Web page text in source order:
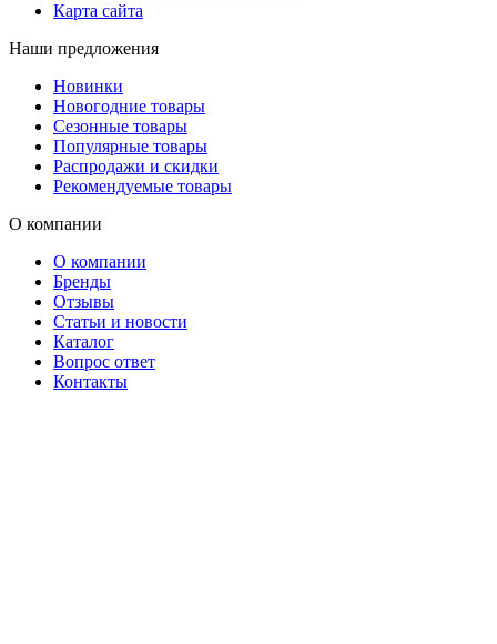
Карта сайта
Наши предложения
Новинки
Новогодние товары
Сезонные товары
Популярные товары
Распродажи и скидки
Рекомендуемые товары
О компании
О компании
Бренды
Отзывы
Статьи и новости
Каталог
Вопрос ответ
Контакты